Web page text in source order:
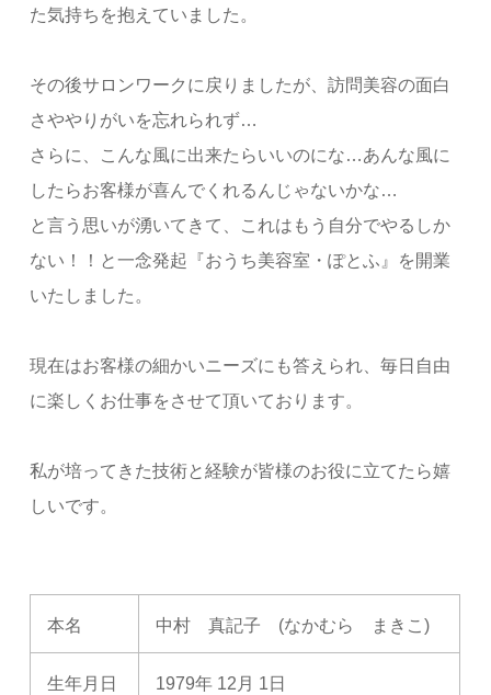
た気持ちを抱えていました。
その後サロンワークに戻りましたが、訪問美容の面白
さややりがいを忘れられず…
さらに、こんな風に出来たらいいのにな…あんな風に
したらお客様が喜んでくれるんじゃないかな…
と言う思いが湧いてきて、これはもう自分でやるしか
ない！！と一念発起『おうち美容室・ぽとふ』を開業
いたしました。
現在はお客様の細かいニーズにも答えられ、毎日自由
に楽しくお仕事をさせて頂いております。
私が培ってきた技術と経験が皆様のお役に立てたら嬉
しいです。
本名 中村 真記子 (なかむら まきこ)
生年月日 1979年 12月 1日